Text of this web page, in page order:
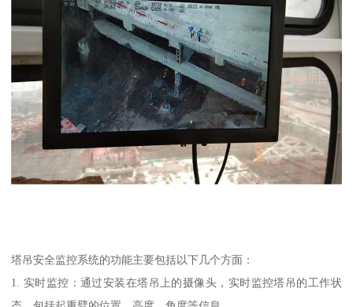
塔吊安全监控系统的功能主要包括以下几个方面：
1. 实时监控：通过安装在塔吊上的摄像头，实时监控塔吊的工作状